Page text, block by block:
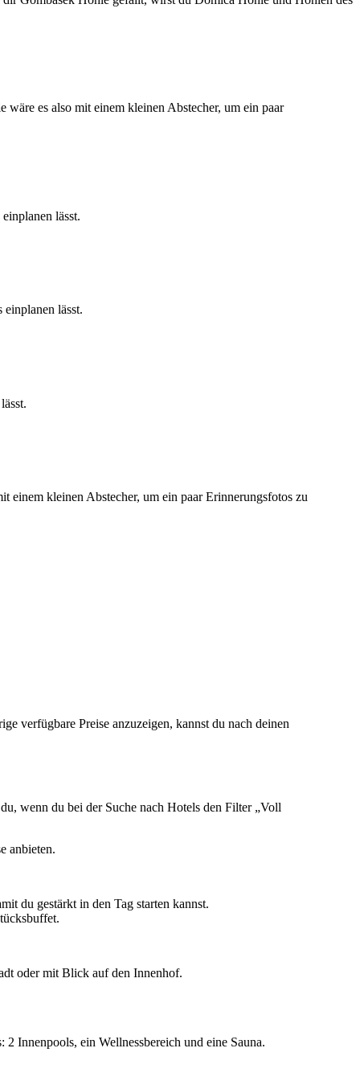
es also mit einem kleinen Abstecher, um ein paar
lässt.
lässt.
einem kleinen Abstecher, um ein paar Erinnerungsfotos zu
verfügbare Preise anzuzeigen, kannst du nach deinen
wenn du bei der Suche nach Hotels den Filter „Voll
anbieten.
du gestärkt in den Tag starten kannst.
oder mit Blick auf den Innenhof.
Innenpools, ein Wellnessbereich und eine Sauna.